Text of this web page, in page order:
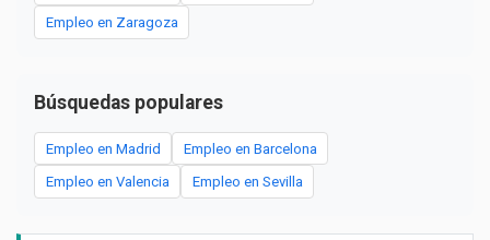
Empleo en Zaragoza
Búsquedas populares
Empleo en Madrid Empleo en Barcelona
Empleo en Valencia Empleo en Sevilla